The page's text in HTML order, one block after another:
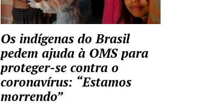
Os indígenas do Brasil
pedem ajuda à OMS para
proteger-se contra o
coronavírus: “Estamos
morrendo”